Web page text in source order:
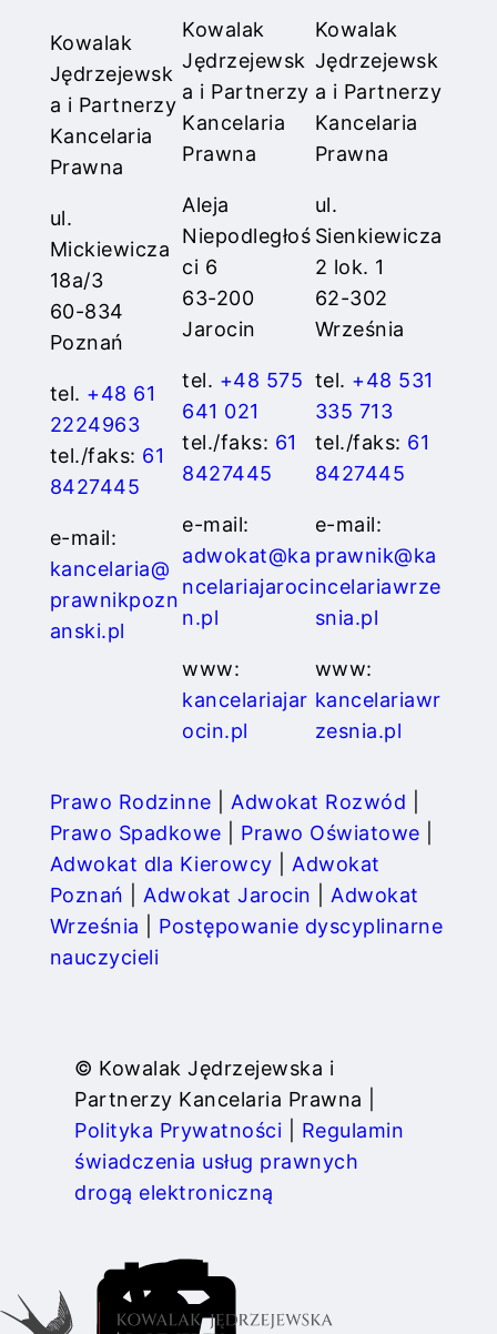
Kowalak
Jędrzejewsk
a i Partnerzy
Kancelaria
Prawna
ul.
Mickiewicza
18a/3
60-834
Poznań
tel. +48 61
2224963
tel./faks: 61
8427445
e-mail:
kancelaria@
prawnikpozn
anski.pl
Kowalak
Jędrzejewsk
a i Partnerzy
Kancelaria
Prawna
Aleja
Niepodległoś
ci 6
63-200
Jarocin
tel. +48 575
641 021
tel./faks: 61
8427445
e-mail:
adwokat@ka
ncelariajaroci
n.pl
www:
kancelariajar
ocin.pl
Kowalak
Jędrzejewsk
a i Partnerzy
Kancelaria
Prawna
ul.
Sienkiewicza
2 lok. 1
62-302
Września
tel. +48 531
335 713
tel./faks: 61
8427445
e-mail:
prawnik@ka
ncelariawrze
snia.pl
www:
kancelariawr
zesnia.pl
Prawo Rodzinne Adwokat Rozwód
Prawo Spadkowe
Prawo Oświatowe
Adwokat dla Kierowcy
Adwokat
Poznań
Adwokat Jarocin
Adwokat
Września
Postępowanie dyscyplinarne
nauczycieli
© Kowalak Jędrzejewska i
Partnerzy Kancelaria Prawna |
Polityka Prywatności
Regulamin
świadczenia usług prawnych
drogą elektroniczną